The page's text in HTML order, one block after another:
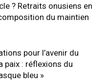
? Retraits onusiens en
du maintien
pour l’avenir du
paix : réflexions du
bleu »